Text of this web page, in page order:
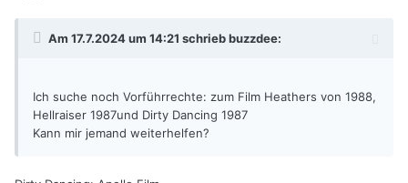
Am 17.7.2024 um 14:21 schriebbuzzdee:
Ich suche noch Vorführrechte: zum Film Heathers von 1988,
Hellraiser 1987und Dirty Dancing 1987
Kann mir jemand weiterhelfen?